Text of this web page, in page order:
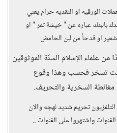
الورقيه او النقديه حرام يعني
بالبنك عباره عن " خيشة تمر " او
او قدحاً من لبن الحامض
من علماء الإسلام السنّة الموثوقين
تسخر فحسب وهذا وقوع
السخرية والتحريف.
تحريم شديد لهجه والان
واشتهروا على القنوات ..